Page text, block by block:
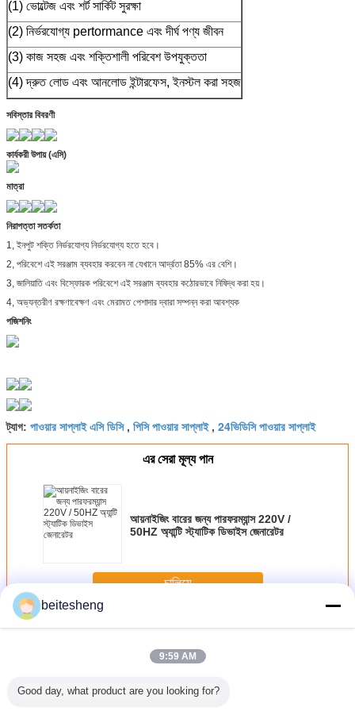
(1) ভোল্টেজ এবং শর্ট সার্কিট সুরক্ষা
(2) নির্ভরযোগ্য pertormance এবং দীর্ঘ পণ্য জীবন
(3) কাজ সহজ এবং শক্তিশালী পরিবেশ উপযুক্ততা
(4) দ্রুত লোড এবং আনলোড ইন্টারফেস, ইনস্টল করা সহজ
সবিস্তার বিবরণী
কার্যকরী উপায় (এসি)
মাত্রা
নিরাপত্তা সতর্কতা
1, ইনপুট শক্তি নির্ভরযোগ্য নির্ভরযোগ্য হতে হবে।
2, পরিবেশে এই সরঞ্জাম ব্যবহার করবেন না যেখানে আর্দ্রতা 85% এর বেশি।
3, জালিয়াতি এবং বিস্ফোরক পরিবেশে এই সরঞ্জাম ব্যবহার কঠোরভাবে নিষিদ্ধ করা হয়।
4, অভ্যন্তরীণ রক্ষণাবেক্ষণ এবং মেরামত পেশাদার দ্বারা সম্পন্ন করা আবশ্যক
পজিশনিং
ট্যাগ: পাওয়ার সাপ্লাই এসি ডিসি, পিসি পাওয়ার সাপ্লাই, 24ভিডিসি পাওয়ার সাপ্লাই
এর সেরা মূল্য পান
আয়নাইজিং বারের জন্য পারফরম্যান্স 220V /
50HZ অ্যান্টি স্ট্যাটিক ডিভাইস জেনারেটর
চালিয়ে
অধিকএসি ডিসি স্যুইচিং পাওয়ার সাপ্লাই
beitesheng
9:59 AM
Good day, what product are you looking for?